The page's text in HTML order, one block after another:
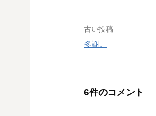
投
稿
ビ
古い投稿
多謝。
6件のコメント